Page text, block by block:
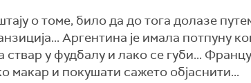
о томе, било да до тога долазе
Аргентина је имала потпуну
у фудбалу и лако се губи...
макар и покушати сажето објаснити...